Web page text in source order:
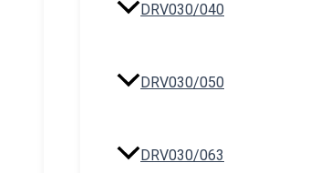
DRV030/040
DRV030/050
DRV030/063